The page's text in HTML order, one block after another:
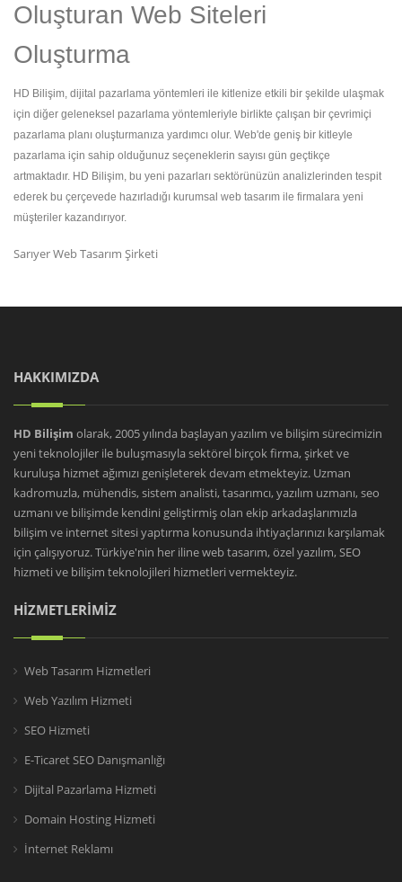
Oluşturan Web Siteleri
Oluşturma
HD Bilişim, dijital pazarlama yöntemleri ile kitlenize etkili bir şekilde ulaşmak
için diğer geleneksel pazarlama yöntemleriyle birlikte çalışan bir çevrimiçi
pazarlama planı oluşturmanıza yardımcı olur. Web'de geniş bir kitleyle
pazarlama için sahip olduğunuz seçeneklerin sayısı gün geçtikçe
artmaktadır. HD Bilişim, bu yeni pazarları sektörünüzün analizlerinden tespit
ederek bu çerçevede hazırladığı kurumsal web tasarım ile firmalara yeni
müşteriler kazandırıyor.
Sarıyer Web Tasarım Şirketi
HAKKIMIZDA
HD Bilişim olarak, 2005 yılında başlayan yazılım ve bilişim sürecimizin
yeni teknolojiler ile buluşmasıyla sektörel birçok firma, şirket ve
kuruluşa hizmet ağımızı genişleterek devam etmekteyiz. Uzman
kadromuzla, mühendis, sistem analisti, tasarımcı, yazılım uzmanı, seo
uzmanı ve bilişimde kendini geliştirmiş olan ekip arkadaşlarımızla
bilişim ve internet sitesi yaptırma konusunda ihtiyaçlarınızı karşılamak
için çalışıyoruz. Türkiye'nin her iline web tasarım, özel yazılım, SEO
hizmeti ve bilişim teknolojileri hizmetleri vermekteyiz.
HİZMETLERİMİZ
Web Tasarım Hizmetleri
Web Yazılım Hizmeti
SEO Hizmeti
E-Ticaret SEO Danışmanlığı
Dijital Pazarlama Hizmeti
Domain Hosting Hizmeti
İnternet Reklamı